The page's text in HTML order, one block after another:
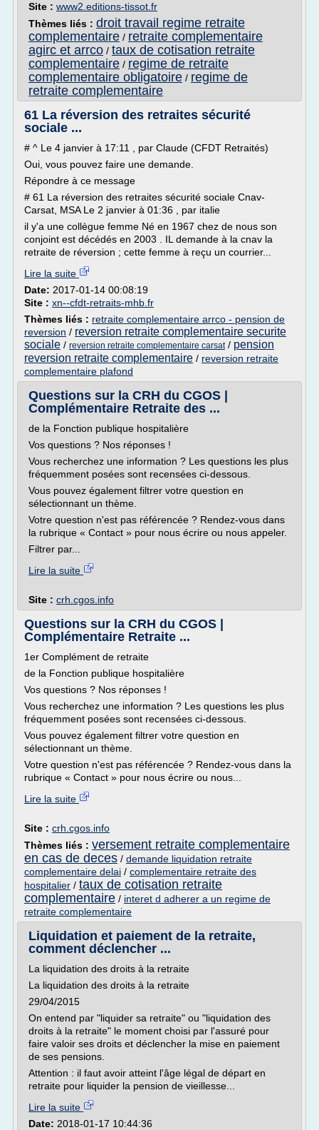
Site : www2.editions-tissot.fr
Thèmes liés : droit travail regime retraite
complementaire / retraite complementaire
agirc et arrco / taux de cotisation retraite
complementaire / regime de retraite
complementaire obligatoire / regime de
retraite complementaire
61 La réversion des retraites sécurité
sociale ...
# ^ Le 4 janvier à 17:11 , par Claude (CFDT Retraités)
Oui, vous pouvez faire une demande.
Répondre à ce message
# 61 La réversion des retraites sécurité sociale Cnav-
Carsat, MSA Le 2 janvier à 01:36 , par italie
il y'a une collègue femme Né en 1967 chez de nous son
conjoint est décédés en 2003 . IL demande à la cnav la
retraite de réversion ; cette femme à reçu un courrier...
Lire la suite
Date: 2017-01-14 00:08:19
Site : xn--cfdt-retraits-mhb.fr
Thèmes liés : retraite complementaire arrco - pension de
reversion / reversion retraite complementaire securite
sociale / reversion retraite complementaire carsat/ pension
reversion retraite complementaire / reversion retraite
complementaire plafond
Questions sur la CRH du CGOS |
Complémentaire Retraite des ...
de la Fonction publique hospitalière
Vos questions ? Nos réponses !
Vous recherchez une information ? Les questions les plus
fréquemment posées sont recensées ci-dessous.
Vous pouvez également filtrer votre question en
sélectionnant un thème.
Votre question n'est pas référencée ? Rendez-vous dans
la rubrique « Contact » pour nous écrire ou nous appeler.
Filtrer par...
Lire la suite
Site : crh.cgos.info
Questions sur la CRH du CGOS |
Complémentaire Retraite ...
1er Complément de retraite
de la Fonction publique hospitalière
Vos questions ? Nos réponses !
Vous recherchez une information ? Les questions les plus
fréquemment posées sont recensées ci-dessous.
Vous pouvez également filtrer votre question en
sélectionnant un thème.
Votre question n'est pas référencée ? Rendez-vous dans la
rubrique « Contact » pour nous écrire ou nous...
Lire la suite
Site : crh.cgos.info
Thèmes liés : versement retraite complementaire
en cas de deces / demande liquidation retraite
complementaire delai / complementaire retraite des
hospitalier / taux de cotisation retraite
complementaire / interet d adherer a un regime de
retraite complementaire
Liquidation et paiement de la retraite,
comment déclencher ...
La liquidation des droits à la retraite
La liquidation des droits à la retraite
29/04/2015
On entend par "liquider sa retraite" ou "liquidation des
droits à la retraite" le moment choisi par l'assuré pour
faire valoir ses droits et déclencher la mise en paiement
de ses pensions.
Attention : il faut avoir atteint l'âge légal de départ en
retraite pour liquider la pension de vieillesse...
Lire la suite
Date: 2018-01-17 10:44:36